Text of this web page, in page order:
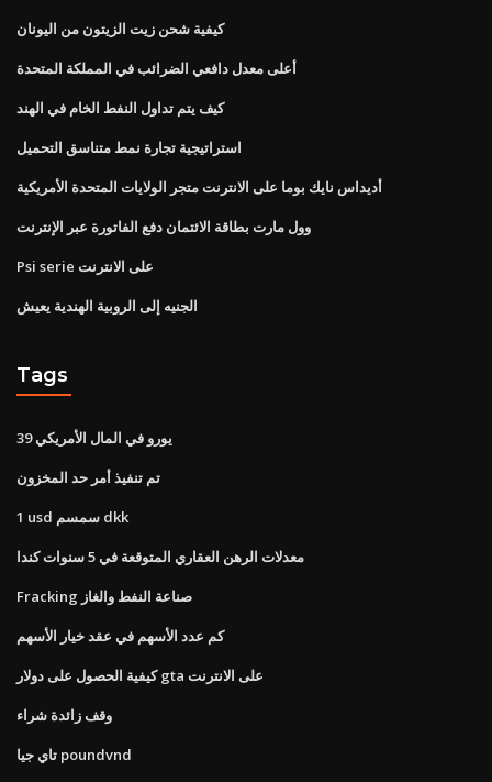
كيفية شحن زيت الزيتون من اليونان
أعلى معدل دافعي الضرائب في المملكة المتحدة
كيف يتم تداول النفط الخام في الهند
استراتيجية تجارة نمط متناسق التحميل
أديداس نايك بوما على الانترنت متجر الولايات المتحدة الأمريكية
وول مارت بطاقة الائتمان دفع الفاتورة عبر الإنترنت
Psi serie على الانترنت
الجنيه إلى الروبية الهندية يعيش
Tags
39 يورو في المال الأمريكي
تم تنفيذ أمر حد المخزون
1 usd سمسم dkk
معدلات الرهن العقاري المتوقعة في 5 سنوات كندا
Fracking صناعة النفط والغاز
كم عدد الأسهم في عقد خيار الأسهم
كيفية الحصول على دولار gta على الانترنت
وقف زائدة شراء
تاي جيا poundvnd